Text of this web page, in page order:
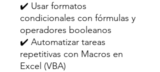
✔️ Usar formatos
condicionales con fórmulas y
operadores booleanos
✔️ Automatizar tareas
repetitivas con Macros en
Excel (VBA)